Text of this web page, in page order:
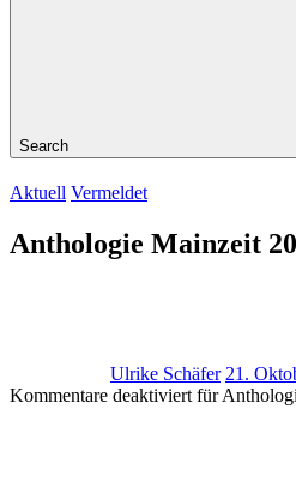
Search
Aktuell Vermeldet
Anthologie Mainzeit
Ulrike Schäfer 21.
Kommentare deaktiviert für